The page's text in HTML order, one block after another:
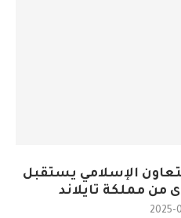
الإسلامي يستقبل
من مملكة تايلاند
2025-